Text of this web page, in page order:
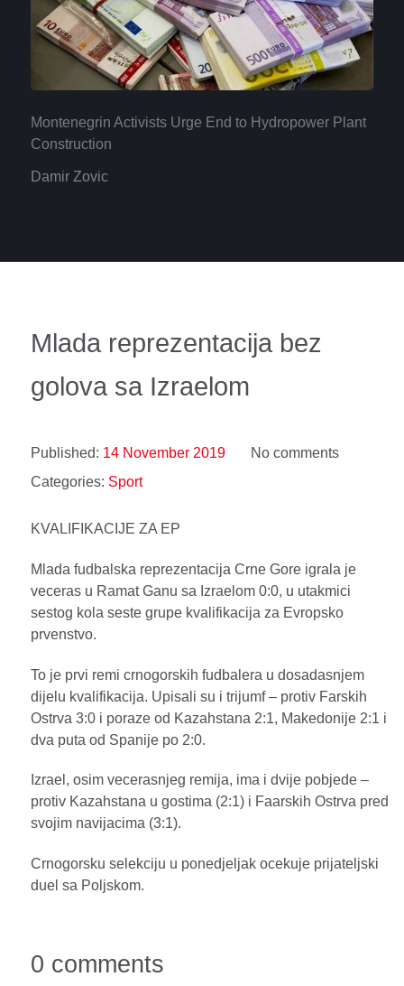
Montenegrin Activists Urge End to Hydropower Plant
Construction
Damir Zovic
Mlada reprezentacija bez
golova sa Izraelom
Published: 14 November 2019
No comments
Categories: Sport
KVALIFIKACIJE ZA EP
Mlada fudbalska reprezentacija Crne Gore igrala je
veceras u Ramat Ganu sa Izraelom 0:0, u utakmici
sestog kola seste grupe kvalifikacija za Evropsko
prvenstvo.
To je prvi remi crnogorskih fudbalera u dosadasnjem
dijelu kvalifikacija. Upisali su i trijumf – protiv Farskih
Ostrva 3:0 i poraze od Kazahstana 2:1, Makedonije 2:1 i
dva puta od Spanije po 2:0.
Izrael, osim vecerasnjeg remija, ima i dvije pobjede –
protiv Kazahstana u gostima (2:1) i Faarskih Ostrva pred
svojim navijacima (3:1).
Crnogorsku selekciju u ponedjeljak ocekuje prijateljski
duel sa Poljskom.
0 comments